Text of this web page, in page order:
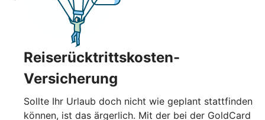
Reiserücktrittskosten-
Versicherung
Sollte Ihr Urlaub doch nicht wie geplant stattfinden
können, ist das ärgerlich. Mit der bei der GoldCard